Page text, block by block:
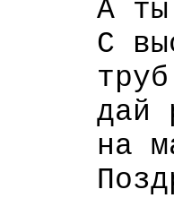
А ты
С
труб
дай
на